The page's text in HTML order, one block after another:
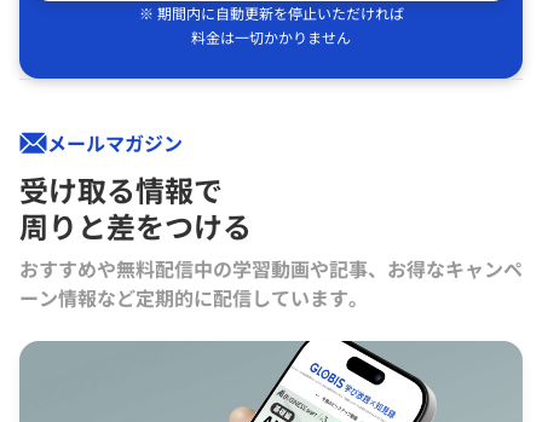
※ 期間内に自動更新を停止いただければ
料金は一切かかりません
メールマガジン
受け取る情報で
周りと差をつける
おすすめや無料配信中の学習動画や記事、お得なキャンペ
ーン情報など定期的に配信しています。